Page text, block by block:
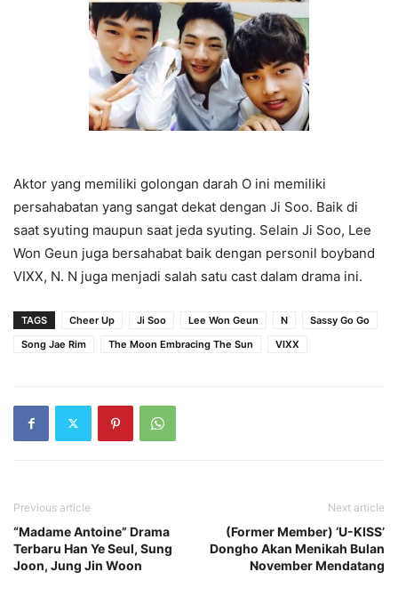
Aktor yang memiliki golongan darah O ini memiliki
persahabatan yang sangat dekat dengan Ji Soo. Baik di
saat syuting maupun saat jeda syuting. Selain Ji Soo, Lee
Won Geun juga bersahabat baik dengan personil boyband
VIXX, N. N juga menjadi salah satu cast dalam drama ini.
TAGS Cheer Up Ji Soo Lee Won Geun N
Sassy Go Go
Song Jae Rim
The Moon Embracing The Sun VIXX
Previous article
“Madame Antoine” Drama
Terbaru Han Ye Seul, Sung
Joon, Jung Jin Woon
Next article
(Former Member) ‘U-KISS’
Dongho Akan Menikah Bulan
November Mendatang